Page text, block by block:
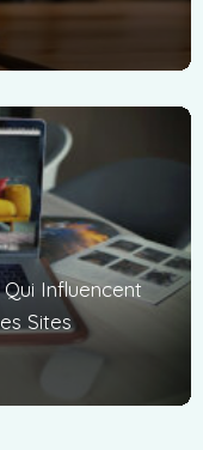
Influencent
Sites